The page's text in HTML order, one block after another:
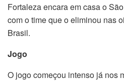
Fortaleza encara em casa o
com o time que o eliminou nas
Brasil.
Jogo
O jogo começou intenso já nos